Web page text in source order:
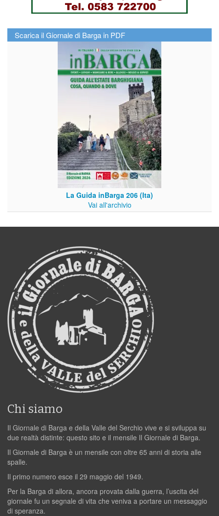
Scarica il Giornale di Barga in PDF
La Guida inBarga 206 (Ita)
Vai all'archivio
Chi siamo
Il Giornale di Barga e della Valle del Serchio vive e si sviluppa su
due realtà distinte: questo sito e il mensile Il Giornale di Barga.
Il Giornale di Barga è un mensile con oltre 65 anni di storia alle
spalle.
Il primo numero esce il 29 maggio del 1949.
Per la Barga di allora, ancora provata dalla guerra, l’uscita del
giornale fu un segnale di vita che veniva a portare un messaggio
di speranza.